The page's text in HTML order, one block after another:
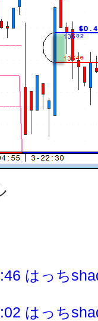
はっち
はっち